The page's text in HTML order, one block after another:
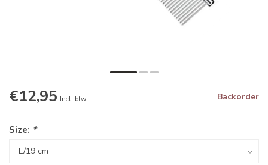
€12,95 Incl. btw Backorder
Size: *